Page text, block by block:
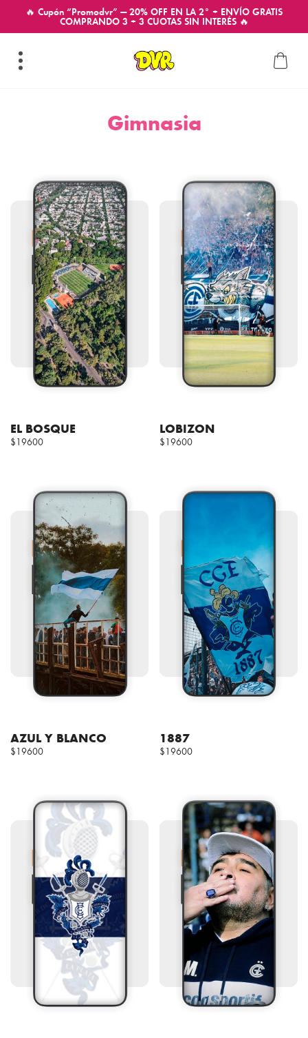
🔥 Cupón “Promodvr” — 20% OFF EN LA 2° + ENVÍO GRATIS
COMPRANDO 3 + 3 CUOTAS SIN INTERÉS 🔥
Gimnasia
EL BOSQUE
$19600
LOBIZON
$19600
AZUL Y BLANCO
$19600
1887
$19600